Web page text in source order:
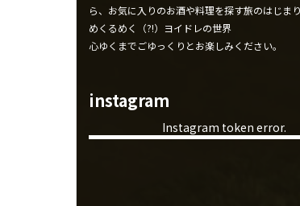
ら、お気に入りのお酒や料理を探す旅のはじまり
めくるめく（?!）ヨイドレの世界
心ゆくまでごゆっくりとお楽しみください。
instagram
Instagram token error.